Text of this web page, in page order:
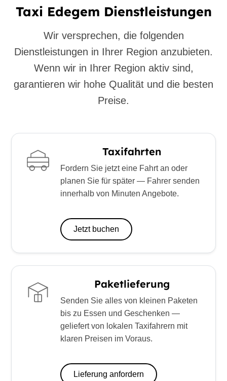
Taxi Edegem Dienstleistungen
Wir versprechen, die folgenden
Dienstleistungen in Ihrer Region anzubieten.
Wenn wir in Ihrer Region aktiv sind,
garantieren wir hohe Qualität und die besten
Preise.
Taxifahrten
Fordern Sie jetzt eine Fahrt an oder
planen Sie für später — Fahrer senden
innerhalb von Minuten Angebote.
Jetzt buchen
Paketlieferung
Senden Sie alles von kleinen Paketen
bis zu Essen und Geschenken —
geliefert von lokalen Taxifahrern mit
klaren Preisen im Voraus.
Lieferung anfordern